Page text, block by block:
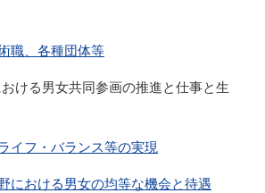
職、各種団体等
ける男女共同参画の推進と仕事と生
フ・バランス等の実現
おける男女の均等な機会と待遇